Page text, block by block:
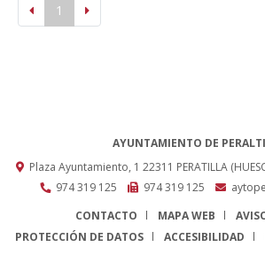
1
AYUNTAMIENTO DE
Plaza Ayuntamiento, 1 22311 PERATILLA
974 319 125
974 319 125
CONTACTO
MAPA WEB
PROTECCIÓN DE DATOS
ACCESIBILIDAD